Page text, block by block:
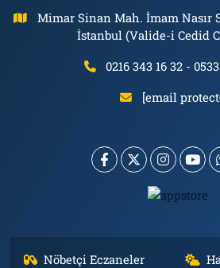
Mimar Sinan Mah. İmam Nasır
İstanbul (Valide-i Cedid
0216 343 16 32 -
[email
Nöbetçi Eczaneler